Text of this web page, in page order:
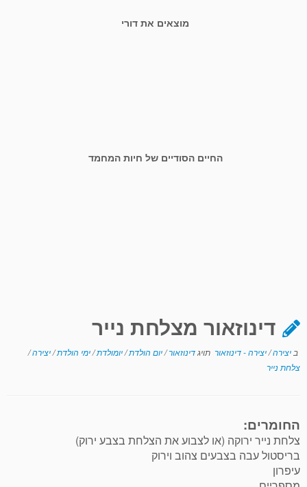
מוצאים את דורי
החיים הסודיים של חיות המחמד
דינוזאור מצלחת נייר
ב יצירה/יצירה - דינוזאור תויגדינוזאור/יום הולדת/יומולדת/ימי הולדת/יצירה/
צלחת נייר
החומרים:
צלחת נייר ירוקה (או לצבוע את הצלחת בצבע ירוק)
בריסטול עבה בצבעים צהוב וירוק
עיפרון